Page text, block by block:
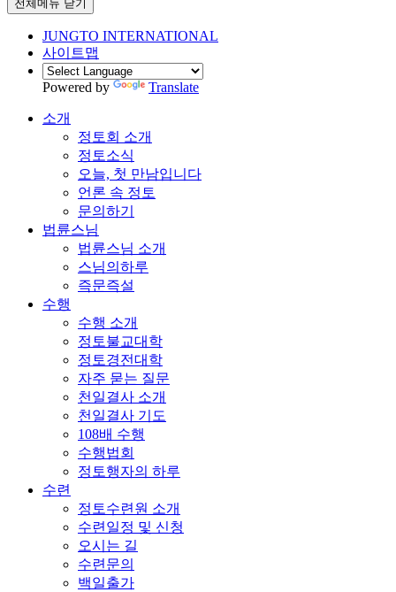
전체메뉴 닫기
JUNGTO INTERNATIONAL
사이트맵
Powered by Translate
소개
정토회 소개
정토소식
오늘, 첫 만남입니다
언론 속 정토
문의하기
법륜스님
법륜스님 소개
스님의하루
즉문즉설
수행
수행 소개
정토불교대학
정토경전대학
자주 묻는 질문
천일결사 소개
천일결사 기도
108배 수행
수행법회
정토행자의 하루
수련
정토수련원 소개
수련일정 및 신청
오시는 길
수련문의
백일출가